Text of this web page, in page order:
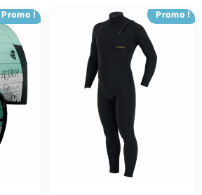
Promo ! Promo !